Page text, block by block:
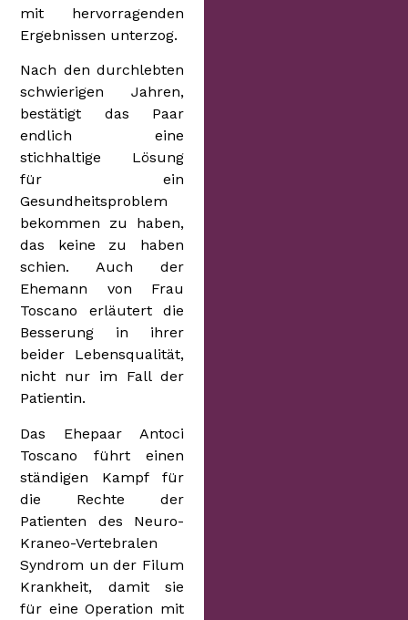
mit hervorragenden
Ergebnissen unterzog.
Nach den durchlebten
schwierigen Jahren,
bestätigt das Paar
endlich eine
stichhaltige Lösung
für ein
Gesundheitsproblem
bekommen zu haben,
das keine zu haben
schien. Auch der
Ehemann von Frau
Toscano erläutert die
Besserung in ihrer
beider Lebensqualität,
nicht nur im Fall der
Patientin.
Das Ehepaar Antoci
Toscano führt einen
ständigen Kampf für
die Rechte der
Patienten des Neuro-
Kraneo-Vertebralen
Syndrom un der Filum
Krankheit, damit sie
für eine Operation mit